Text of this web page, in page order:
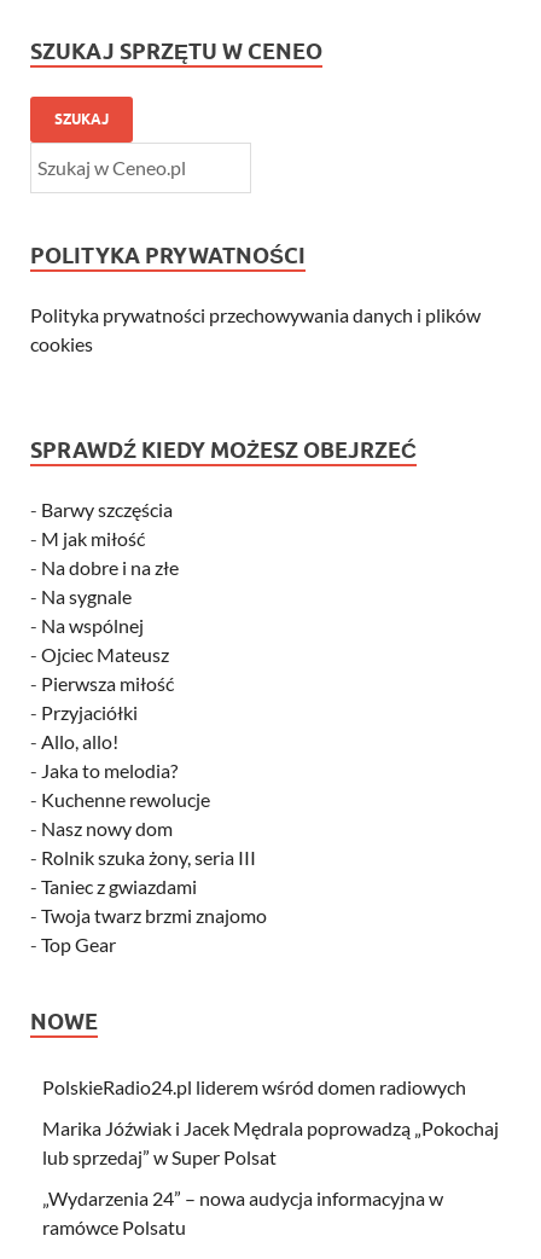
SZUKAJ SPRZĘTU W CENEO
SZUKAJ
POLITYKA PRYWATNOŚCI
Polityka prywatności przechowywania danych i plików
cookies
SPRAWDŹ KIEDY MOŻESZ OBEJRZEĆ
- Barwy szczęścia
- M jak miłość
- Na dobre i na złe
- Na sygnale
- Na wspólnej
- Ojciec Mateusz
- Pierwsza miłość
- Przyjaciółki
- Allo, allo!
- Jaka to melodia?
- Kuchenne rewolucje
- Nasz nowy dom
- Rolnik szuka żony, seria III
- Taniec z gwiazdami
- Twoja twarz brzmi znajomo
- Top Gear
NOWE
PolskieRadio24.pl liderem wśród domen radiowych
Marika Jóźwiak i Jacek Mędrala poprowadzą „Pokochaj
lub sprzedaj” w Super Polsat
„Wydarzenia 24” – nowa audycja informacyjna w
ramówce Polsatu